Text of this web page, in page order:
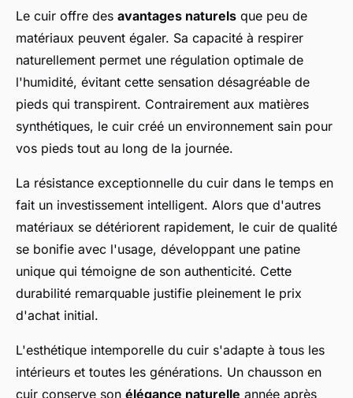
Le cuir offre des avantages naturels que peu de
matériaux peuvent égaler. Sa capacité à respirer
naturellement permet une régulation optimale de
l'humidité, évitant cette sensation désagréable de
pieds qui transpirent. Contrairement aux matières
synthétiques, le cuir créé un environnement sain pour
vos pieds tout au long de la journée.
La résistance exceptionnelle du cuir dans le temps en
fait un investissement intelligent. Alors que d'autres
matériaux se détériorent rapidement, le cuir de qualité
se bonifie avec l'usage, développant une patine
unique qui témoigne de son authenticité. Cette
durabilité remarquable justifie pleinement le prix
d'achat initial.
L'esthétique intemporelle du cuir s'adapte à tous les
intérieurs et toutes les générations. Un chausson en
cuir conserve son élégance naturelle année après